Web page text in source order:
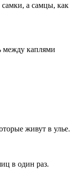
а самцы, как
между каплями
живут в улье.
в один раз.